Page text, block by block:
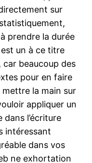
sur
prendre la durée
un à ce titre
beaucoup des
pour en faire
la main sur
appliquer un
l’écriture
intéressant
dans vos
ne exhortation